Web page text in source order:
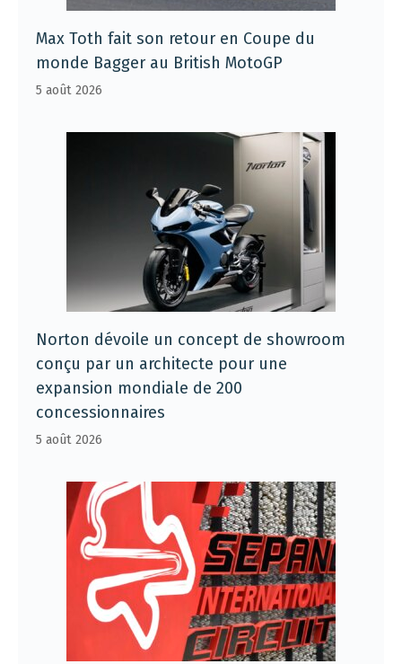
Max Toth fait son retour en Coupe du
monde Bagger au British MotoGP
5 août 2026
Norton dévoile un concept de showroom
conçu par un architecte pour une
expansion mondiale de 200
concessionnaires
5 août 2026